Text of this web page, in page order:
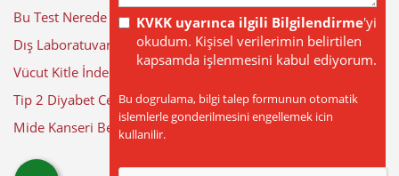
KVKK uyarınca ilgili Bilgilendirme'yi
okudum. Kişisel verilerimin belirtilen
kapsamda işlenmesini kabul ediyorum.
Bu dogrulama, bilgi talep formunun otomatik
islemlerle gonderilmesini engellemek icin
kullanilir.
Bu Test Nerede Yapılıyor?
Dış Laboratuvar Sonuçları
Vücut Kitle İndeksi Hesaplama
Tip 2 Diyabet Cerrahisi
Mide Kanseri Belirtileri